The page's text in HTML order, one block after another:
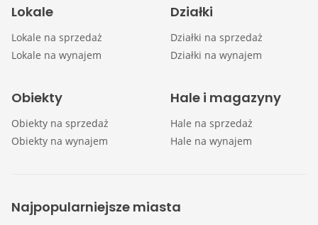
Lokale
Lokale na sprzedaż
Lokale na wynajem
Działki
Działki na sprzedaż
Działki na wynajem
Obiekty
Obiekty na sprzedaż
Obiekty na wynajem
Hale i magazyny
Hale na sprzedaż
Hale na wynajem
Najpopularniejsze miasta